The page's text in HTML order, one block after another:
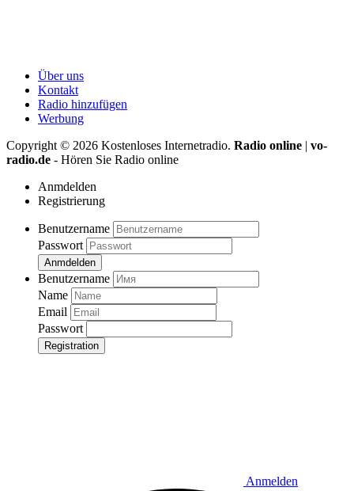
Über uns
Kontakt
Radio hinzufügen
Werbung
Copyright © 2026 Kostenloses Internetradio. Radio online | vo-
radio.de - Hören Sie Radio online
Anmdelden
Registrierung
Benutzername
Passwort
Anmdelden
Benutzername
Name
Email
Passwort
Registration
Anmelden